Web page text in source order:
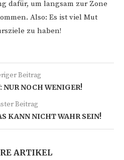
dafür, um langsam zur Zone
Also: Es ist viel Mut
zu haben!
Beitrag
NUR NOCH WENIGER!
Beitrag
KANN NICHT WAHR SEIN!
ARTIKEL